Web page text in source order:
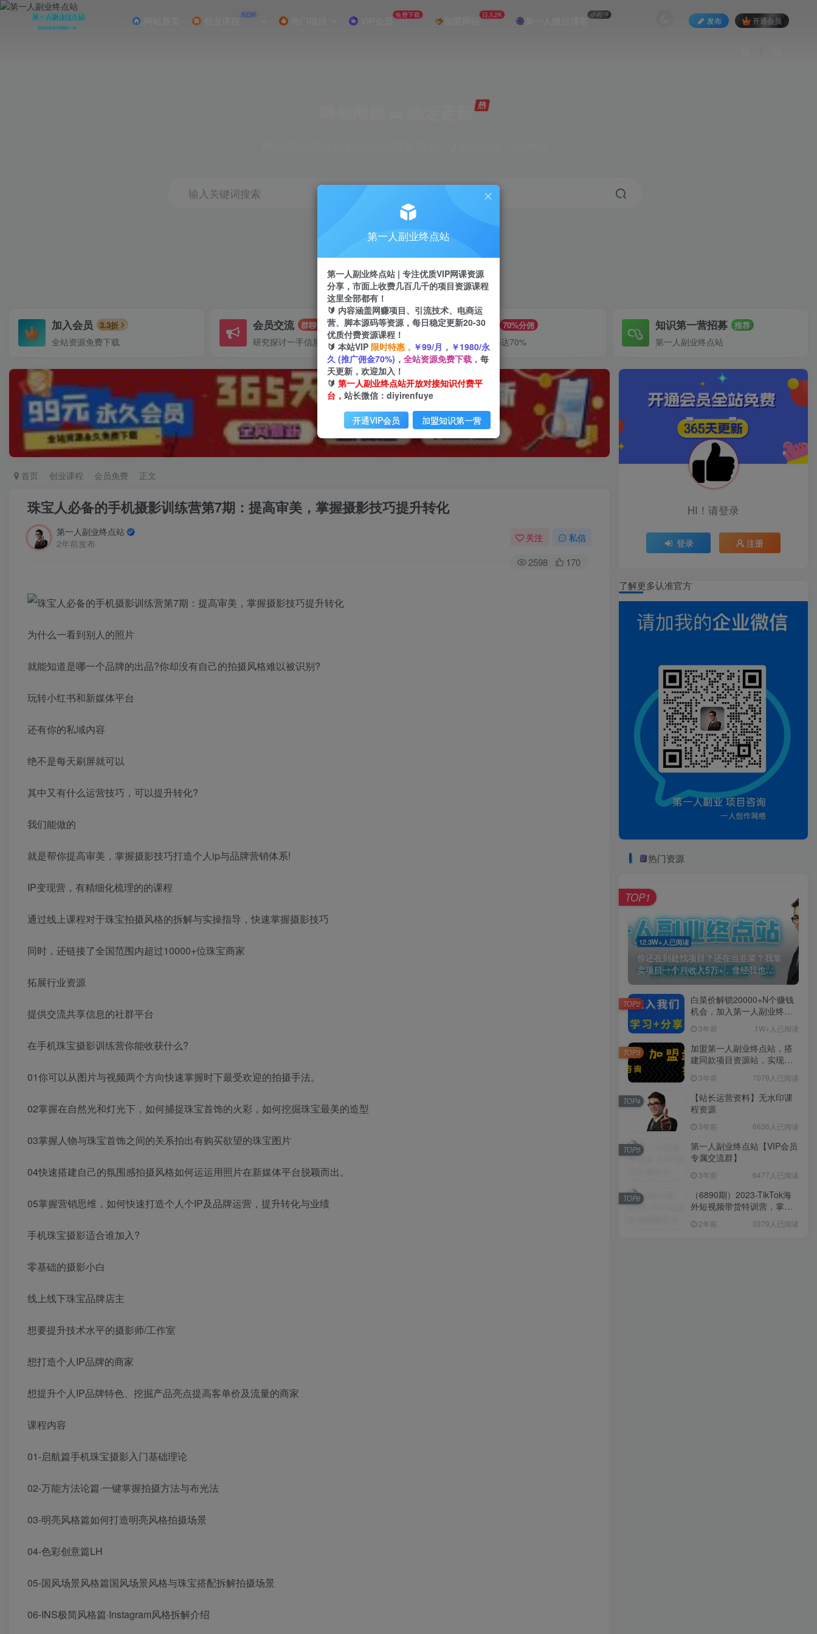
NEW VIP会员 免费下载 加盟网站 日入2K 第一人微信博客小程序
发布 开通会员
输入关键词搜索
引流 剪辑 短视频
加入会员 3.3折
全站资源免费下载
会员交流 群聊
研究探讨一手信息差
推广赚钱 70%分佣
推广返佣高达70%
知识第一营招募 推荐
第一人副业终点站
首页 创业课程 会员免费 正文
珠宝人必备的手机摄影训练营第7期：提高审美，掌握摄影技巧提升转化
第一人副业终点站
2年前发布
关注 私信
2598 170
为什么一看到别人的照片
就能知道是哪一个品牌的出品?你却没有自己的拍摄风格难以被识别?
玩转小红书和新媒体平台
还有你的私域内容
绝不是每天刷屏就可以
其中又有什么运营技巧，可以提升转化?
我们能做的
就是帮你提高审美，掌握摄影技巧打造个人ip与品牌营销体系!
IP变现营，有精细化梳理的的课程
通过线上课程对于珠宝拍摄风格的拆解与实操指导，快速掌握摄影技巧
同时，还链接了全国范围内超过10000+位珠宝商家
拓展行业资源
提供交流共享信息的社群平台
在手机珠宝摄影训练营你能收获什么?
01你可以从图片与视频两个方向快速掌握时下最受欢迎的拍摄手法。
02掌握在自然光和灯光下，如何捕捉珠宝首饰的火彩，如何挖掘珠宝最美的造型
03掌握人物与珠宝首饰之间的关系拍出有购买欲望的珠宝图片
04快速搭建自己的氛围感拍摄风格如何运运用照片在新媒体平台脱颖而出。
05掌握营销思维，如何快速打造个人个IP及品牌运营，提升转化与业绩
手机珠宝摄影适合谁加入?
零基础的摄影小白
线上线下珠宝品牌店主
想要提升技术水平的摄影师/工作室
想打造个人IP品牌的商家
想提升个人IP品牌特色、挖掘产品亮点提高客单价及流量的商家
课程内容
01-启航篇手机珠宝摄影入门基础理论
02-万能方法论篇·一键掌握拍摄方法与布光法
03-明亮风格篇如何打造明亮风格拍摄场景
04-色彩创意篇LH
05-国风场景风格篇国风场景风格与珠宝搭配拆解拍摄场景
06-INS极简风格篇·Instagram风格拆解介绍
HI！请登录
登录 注册
了解更多认准官方
热门资源
12.3W+人已阅读
你还在到处找项目？还在当韭菜？我靠
卖项目一个月收入5万+，曾经我也...
TOP1
白菜价解锁20000+N个赚钱
机会，加入第一人副业终点
习。3年前 1W+人已阅读
TOP2
加盟第一人副业终点站，搭
建同款项目资源站，实现日
3年前 7079人已阅读
TOP3
【站长运营资料】无水印课
程资源
3年前 6636人已阅读
TOP4
第一人副业终点站【VIP会员
专属交流群】
3年前 6477人已阅读
TOP5
（6890期）2023-TikTok海
外短视频带货特训营，掌握
（60节课）
2年前 3379人已阅读
TOP6
第一人副业终点站
第一人副业终点站 | 专注优质VIP网课资源
分享，市面上收费几百几千的项目资源课程
这里全部都有！
🔰 内容涵盖网赚项目、引流技术、电商运
营、脚本源码等资源，每日稳定更新20-30
优质付费资源课程！
🔰 本站VIP 限时特惠， ￥99/月，￥1980/永
久 (推广佣金70%)， 全站资源免费下载， 每
天更新，欢迎加入！
🔰 第一人副业终点站开放对接知识付费平
台， 站长微信：diyirenfuye
开通VIP会员 加盟知识第一营